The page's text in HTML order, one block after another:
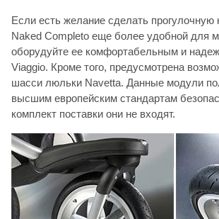
Если есть желание сделать прогулочную
Naked Completo еще более удобной для
оборудуйте ее комфортабельным и
Viaggio. Кроме того, предусмотрена
шасси люльки Navetta. Данные модули
высшим европейским стандартам
комплект поставки они не входят.